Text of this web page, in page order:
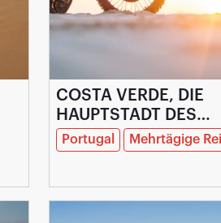
Reiseziel
COSTA VERDE, DIE
HAUPTSTADT DES
ENDURO
Portugal Mehrtägige